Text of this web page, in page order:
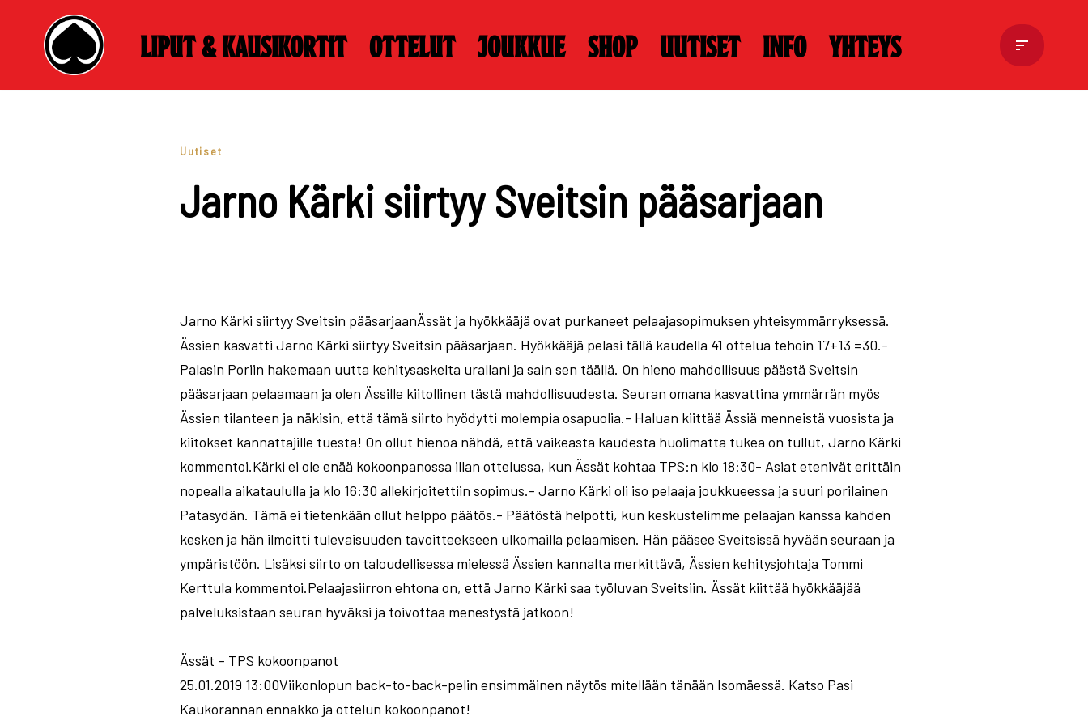
content
Liput & kausikortit Ottelut Joukkue Shop Uutiset Info Yhteys
Jarno Kärki siirtyy Sveitsin pääsarjaan
Uutiset
Jarno Kärki siirtyy Sveitsin pääsarjaanÄssät ja hyökkääjä ovat purkaneet pelaajasopimuksen yhteisymmärryksessä.
Ässien kasvatti Jarno Kärki siirtyy Sveitsin pääsarjaan. Hyökkääjä pelasi tällä kaudella 41 ottelua tehoin 17+13 =30.-
Palasin Poriin hakemaan uutta kehitysaskelta urallani ja sain sen täällä. On hieno mahdollisuus päästä Sveitsin
pääsarjaan pelaamaan ja olen Ässille kiitollinen tästä mahdollisuudesta. Seuran omana kasvattina ymmärrän myös
Ässien tilanteen ja näkisin, että tämä siirto hyödytti molempia osapuolia.- Haluan kiittää Ässiä menneistä vuosista ja
kiitokset kannattajille tuesta! On ollut hienoa nähdä, että vaikeasta kaudesta huolimatta tukea on tullut, Jarno Kärki
kommentoi.Kärki ei ole enää kokoonpanossa illan ottelussa, kun Ässät kohtaa TPS:n klo 18:30- Asiat etenivät erittäin
nopealla aikataululla ja klo 16:30 allekirjoitettiin sopimus.- Jarno Kärki oli iso pelaaja joukkueessa ja suuri porilainen
Patasydän. Tämä ei tietenkään ollut helppo päätös.- Päätöstä helpotti, kun keskustelimme pelaajan kanssa kahden
kesken ja hän ilmoitti tulevaisuuden tavoitteekseen ulkomailla pelaamisen. Hän pääsee Sveitsissä hyvään seuraan ja
ympäristöön. Lisäksi siirto on taloudellisessa mielessä Ässien kannalta merkittävä, Ässien kehitysjohtaja Tommi
Kerttula kommentoi.Pelaajasiirron ehtona on, että Jarno Kärki saa työluvan Sveitsiin. Ässät kiittää hyökkääjää
palveluksistaan seuran hyväksi ja toivottaa menestystä jatkoon!
Ässät – TPS kokoonpanot
25.01.2019 13:00Viikonlopun back-to-back-pelin ensimmäinen näytös mitellään tänään Isomäessä. Katso Pasi
Kaukorannan ennakko ja ottelun kokoonpanot!